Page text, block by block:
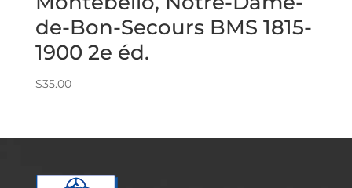
de-Bon-Secours BMS 1815-
1900 2e éd.
$35.00